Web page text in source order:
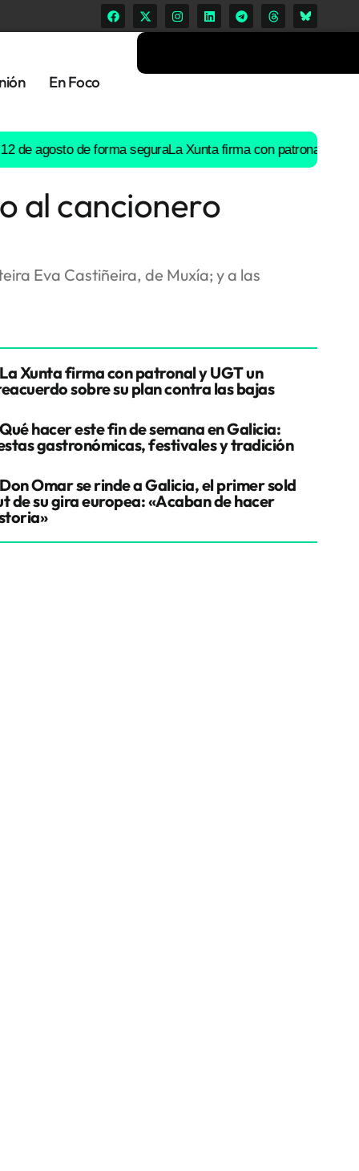
En Foco
agosto de forma seguraLa Xunta firma con patronal y UGT
al cancionero
Eva Castiñeira, de Muxía; y a las
La Xunta firma con patronal y UGT un
sobre su plan contra las bajas
Qué hacer este fin de semana en Galicia:
gastronómicas, festivales y tradición
Don Omar se rinde a Galicia, el primer sold
de su gira europea: «Acaban de hacer